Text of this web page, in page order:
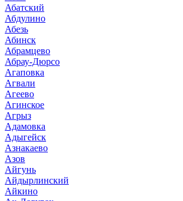
Абатский
Абдулино
Абезь
Абинск
Абрамцево
Абрау-Дюрсо
Агаповка
Агвали
Агеево
Агинское
Агрыз
Адамовка
Адыгейск
Азнакаево
Азов
Айгунь
Айдырлинский
Айкино